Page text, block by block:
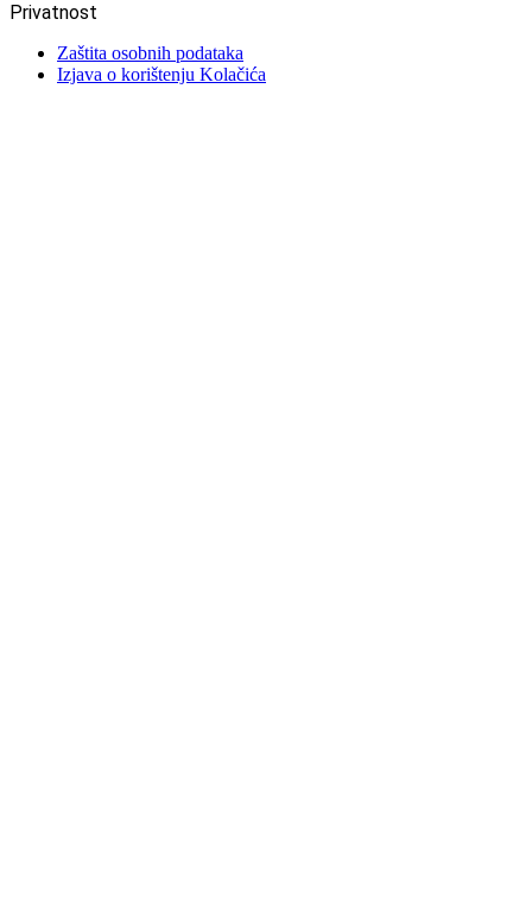
Privatnost
Zaštita osobnih podataka
Izjava o korištenju Kolačića